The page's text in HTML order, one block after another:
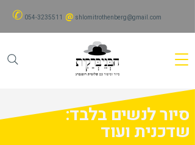
✆ 054-3235511 @ shlomitrothenberg@gmail.com
סיור לנשים בלבד:
שדכנית ועוד